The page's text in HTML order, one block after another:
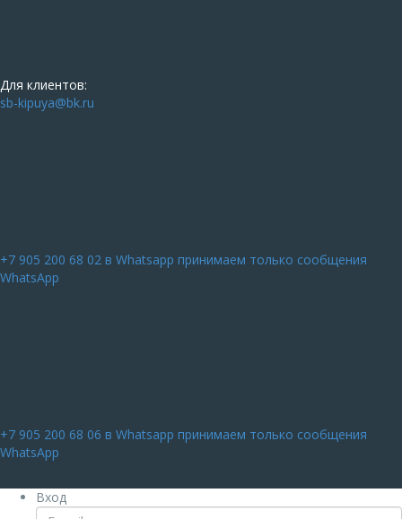
Для клиентов:
sb-kipuya@bk.ru
+7 905 200 68 02 в Whatsapp принимаем только сообщения
WhatsApp
+7 905 200 68 06 в Whatsapp принимаем только сообщения
WhatsApp
Вход